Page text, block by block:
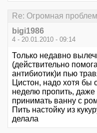
Re: Огромная
bigi1986
4 - 20.01.2010 - 09:14
Только недавно
(действительно
антибиотик)и пью
Цистон, надо хотя бы
неделю пропить,
принимать ванну с
Пить настойку из
делала